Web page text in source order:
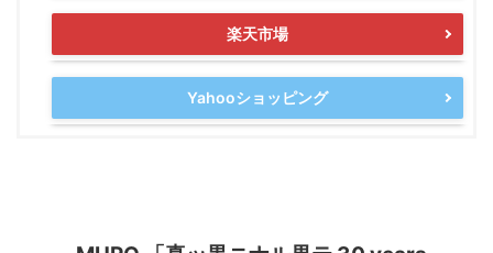
楽天市場
Yahooショッピング